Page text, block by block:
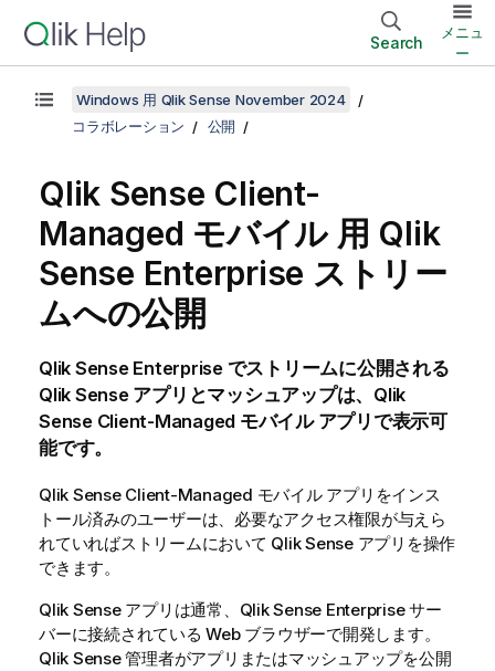
Search
メニュ
ー
Windows 用 Qlik Sense November 2024
コラボレーション
公開
Qlik Sense Client-
Managed モバイル用 Qlik
Sense Enterprise ストリー
ムへの公開
Qlik Sense Enterpriseでストリームに公開される
Qlik Senseアプリとマッシュアップは、 Qlik
Sense Client-Managed モバイルアプリで表示可
能です。
Qlik Sense Client-Managed モバイルアプリをインス
トール済みのユーザーは、必要なアクセス権限が与えら
れていればストリームにおいて Qlik Senseアプリを操作
できます。
Qlik Senseアプリは通常、 Qlik Sense Enterpriseサー
バーに接続されている Web ブラウザーで開発します。
Qlik Sense管理者がアプリまたはマッシュアップを公開